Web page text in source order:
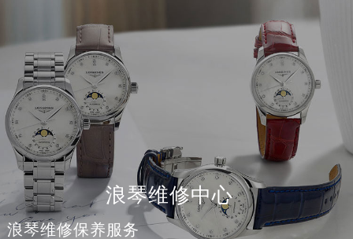
浪琴维修中心
浪琴维修保养服务
联系我们